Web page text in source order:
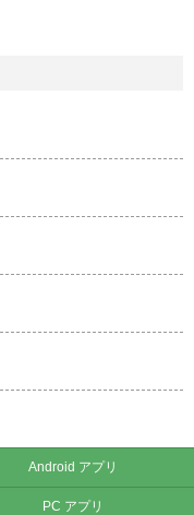
Android アプリ
PC アプリ